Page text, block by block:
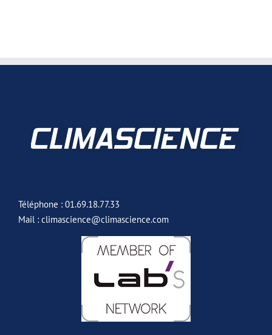
Téléphone : 01.69.18.77.33
Mail : climascience@climascience.com